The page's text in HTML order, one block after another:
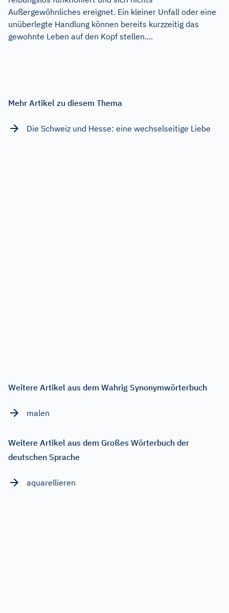
Außergewöhnliches ereignet. Ein kleiner Unfall oder eine
unüberlegte Handlung können bereits kurzzeitig das
gewohnte Leben auf den Kopf stellen....
Mehr Artikel zu diesem Thema
Die Schweiz und Hesse: eine wechselseitige Liebe
Weitere Artikel aus dem Wahrig Synonymwörterbuch
malen
Weitere Artikel aus dem Großes Wörterbuch der
deutschen Sprache
aquarellieren